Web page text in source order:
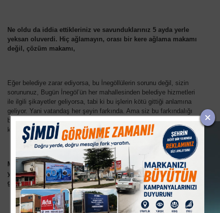
Ne oldu da iddia ettikleriniz ve savunduklarınız 5 ayda yerle
yeksan oluverdi. Hiç ağlamayın, orası bir kere ağlama makamı
değil, çözüm makamı,
Eğer belediye zarar ediyorsa, bu İnegöllülerin sorunu değil, sizin
sorununuz, Bugün İnegöl’ün her mahallesinden belediye hizmetleri
ile ilgili şikayetler geliyorsa, tabi ki bu işlerin kötü gittiği anlamına
geliyor. Yani vatandaş her şeyin farkında. Ama siz bu farkındalığı
büyükşehir yasasına bağlayıp durumu kurtarmaya çalışırsanız,
kusura bakmayın ama yemezler.
Madem büyükşehir büyükşehir diye tutturdunuz ve
yutturdunuz, şimdi savunduklarınızın arkasında çıkıp adam
gibi duracaksınız.